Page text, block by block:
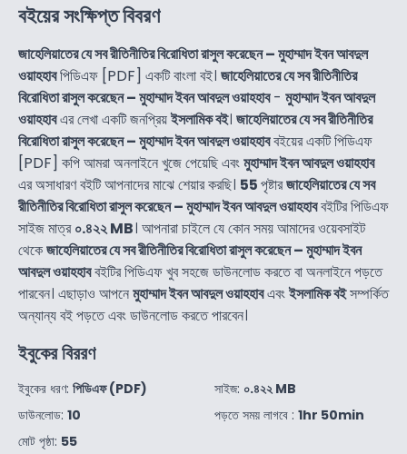
বইয়ের সংক্ষিপ্ত বিবরণ
জাহেলিয়াতের যে সব রীতিনীতির বিরোধিতা রাসুল করেছেন – মুহাম্মাদ ইবন আবদুল
ওয়াহহাবপিডিএফ [PDF] একটি বাংলা বই। জাহেলিয়াতের যে সব রীতিনীতির
বিরোধিতা রাসুল করেছেন – মুহাম্মাদ ইবন আবদুল ওয়াহহাব- মুহাম্মাদ ইবন আবদুল
ওয়াহহাবএর লেখা একটি জনপ্রিয়ইসলামিক বই। জাহেলিয়াতের যে সব রীতিনীতির
বিরোধিতা রাসুল করেছেন – মুহাম্মাদ ইবন আবদুল ওয়াহহাববইয়ের একটি পিডিএফ
[PDF] কপি আমরা অনলাইনে খুজে পেয়েছি এবংমুহাম্মাদ ইবন আবদুল ওয়াহহাব
এর অসাধারণ বইটি আপনাদের মাঝে শেয়ার করছি। 55পৃষ্টারজাহেলিয়াতের যে সব
রীতিনীতির বিরোধিতা রাসুল করেছেন – মুহাম্মাদ ইবন আবদুল ওয়াহহাববইটির পিডিএফ
সাইজ মাত্র০.৪২২ MB। আপনারা চাইলে যে কোন সময় আমাদের ওয়েবসাইট
থেকেজাহেলিয়াতের যে সব রীতিনীতির বিরোধিতা রাসুল করেছেন – মুহাম্মাদ ইবন
আবদুল ওয়াহহাববইটির পিডিএফ খুব সহজে ডাউনলোড করতে বা অনলাইনে পড়তে
পারবেন। এছাড়াও আপনেমুহাম্মাদ ইবন আবদুল ওয়াহহাবএবংইসলামিক বইসম্পর্কিত
অন্যান্য বই পড়তে এবং ডাউনলোড করতে পারবেন।
ইবুকের বিররণ
ইবুকের ধরণ: পিডিএফ (PDF)
ডাউনলোড: 10
মোট পৃষ্ঠা: 55
সাইজ: ০.৪২২ MB
পড়তে সময় লাগবে : 1hr 50min